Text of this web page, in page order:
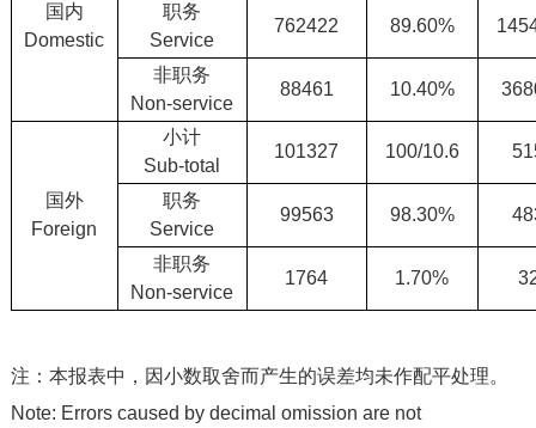
国内
Domestic
职务
Service
762422 89.60%
非职务
Non-service
88461 10.40%
国外
Foreign
小计
Sub-total
101327 100/10.6
职务
Service
99563 98.30%
非职务
Non-service
1764 1.70%
注：本报表中，因小数取舍而产生的误差均未作配平处理。
Note: Errors caused by decimal omission are not